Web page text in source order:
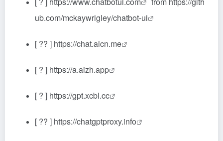
ub.com/mckaywrigley/chatbot-ui
[ ?? ] https://chat.aicn.me
[ ? ] https://a.aizh.app
[ ? ] https://gpt.xcbl.cc
[ ?? ] https://chatgptproxy.info